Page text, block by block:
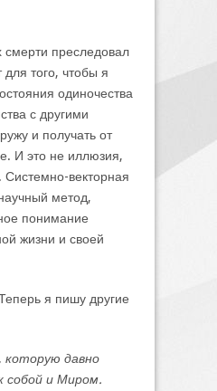
преследовал
того, чтобы я
одиночества
с другими
и получать от
И это не иллюзия,
Системно-векторная
метод,
понимание
жизни и своей
я пишу другие
давно
собой и Миром.